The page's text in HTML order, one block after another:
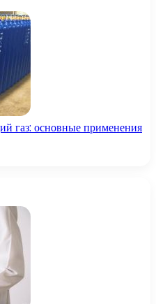
газ: основные применения